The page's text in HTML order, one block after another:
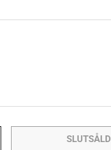
QUANTITYSLUTSÅLD